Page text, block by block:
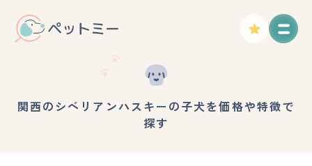
関西のシベリアンハスキーの子犬を価格や特徴で
探す